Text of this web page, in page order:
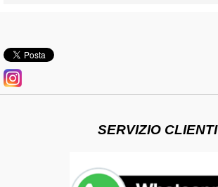
SERVIZIO CLIENTI